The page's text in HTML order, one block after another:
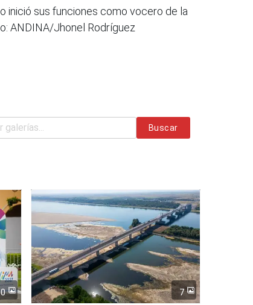
inició sus funciones como vocero de la
ANDINA/Jhonel Rodríguez
Buscar
7